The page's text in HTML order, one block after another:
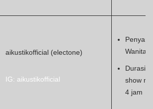
aikustikofficial (electone)
IG: aikustikofficial
Wanita
Durasi
show
4 jam